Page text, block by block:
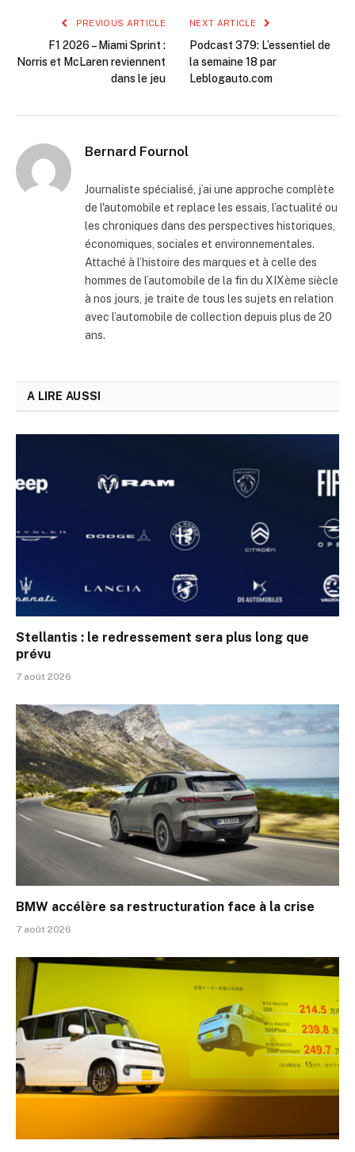
PREVIOUS ARTICLE
F1 2026 – Miami Sprint :
Norris et McLaren reviennent
dans le jeu
NEXT ARTICLE
Podcast 379: L’essentiel de
la semaine 18 par
Leblogauto.com
Bernard Fournol
Journaliste spécialisé, j’ai une approche complète
de l'automobile et replace les essais, l’actualité ou
les chroniques dans des perspectives historiques,
économiques, sociales et environnementales.
Attaché à l’histoire des marques et à celle des
hommes de l’automobile de la fin du XIXème siècle
à nos jours, je traite de tous les sujets en relation
avec l’automobile de collection depuis plus de 20
ans.
A LIRE AUSSI
Stellantis : le redressement sera plus long que
prévu
7 août 2026
BMW accélère sa restructuration face à la crise
7 août 2026